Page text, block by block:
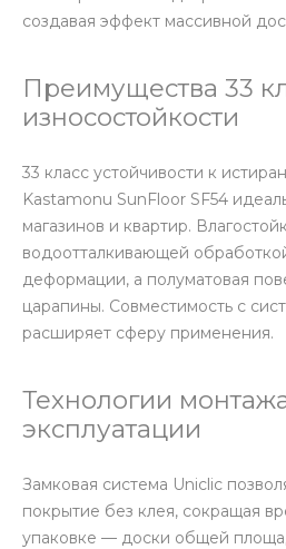
создавая эффект массивной
Преимущества 33
износостойкости
33 класс устойчивости к
Kastamonu SunFloor SF54
магазинов и квартир.
водоотталкивающей
деформации, а полуматовая
царапины. Совместимость с
расширяет сферу применения.
Технологии
эксплуатации
Замковая система Uniclic
покрытие без клея, сокращая
упаковке — доски общей